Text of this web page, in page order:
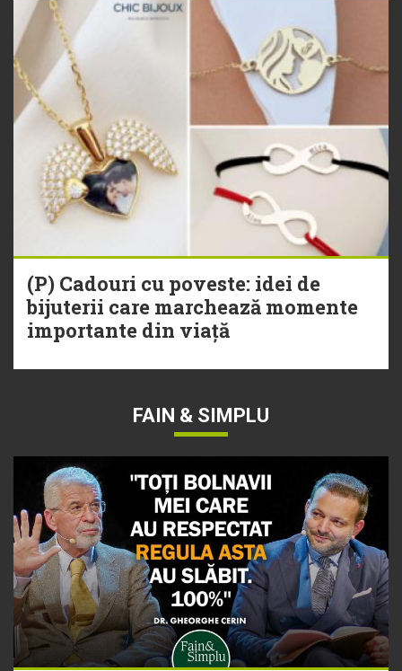
(P) Cadouri cu poveste: idei de
bijuterii care marchează momente
importante din viață
FAIN & SIMPLU